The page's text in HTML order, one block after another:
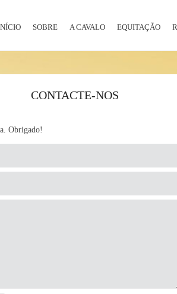
SOBRE A CAVALO EQUITAÇÃO
CONTACTE-NOS
Obrigado!